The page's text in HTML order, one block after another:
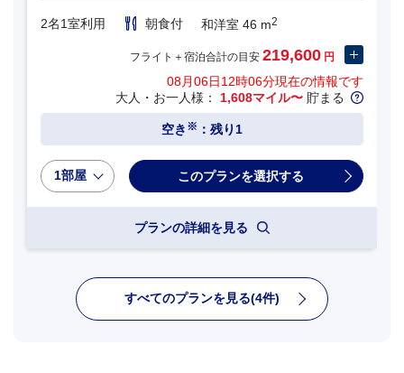
2名1室利用 朝食付 和洋室 46 m2
フライト＋宿泊合計の目安 219,600 円
08月06日12時06分現在の情報です
大人・お一人様： 1,608マイル〜 貯まる
空き ※ ：残り1
1部屋
プランの詳細を見る
すべてのプランを見る(4件)